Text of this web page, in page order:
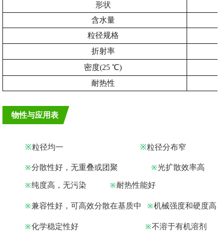
形状
含水量
粒径规格
折射率
密度(25 ℃)
耐热性
物性与应用表
※粒径均一 ※粒径分布窄
※分散性好， 无重叠或团聚 ※光扩散效率高
※纯度高 ， 无污染 ※耐热性能好
※兼容性好， 可高效分散在基质中 ※机械强度和硬度高
※化学稳定性好 ※不溶于有机溶剂